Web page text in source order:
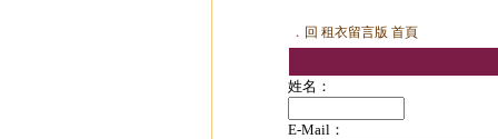
． 回 租衣留言版 首頁
姓名：
E-Mail：